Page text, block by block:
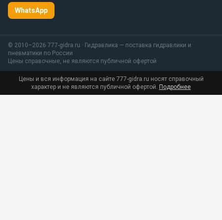
WhatsApp
© 2010–2026 777-gidra.ru · Гидравлика — поставка гидравлики и
пневматики по России
Цены справочные, не являются публичной офертой
Цены и вся информация на сайте 777-gidra.ru носят справочный
характер и не являются публичной офертой. Подробнее